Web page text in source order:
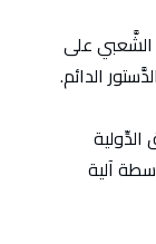
الشَّعبي على
الدائم.
الدِّولية
آلية